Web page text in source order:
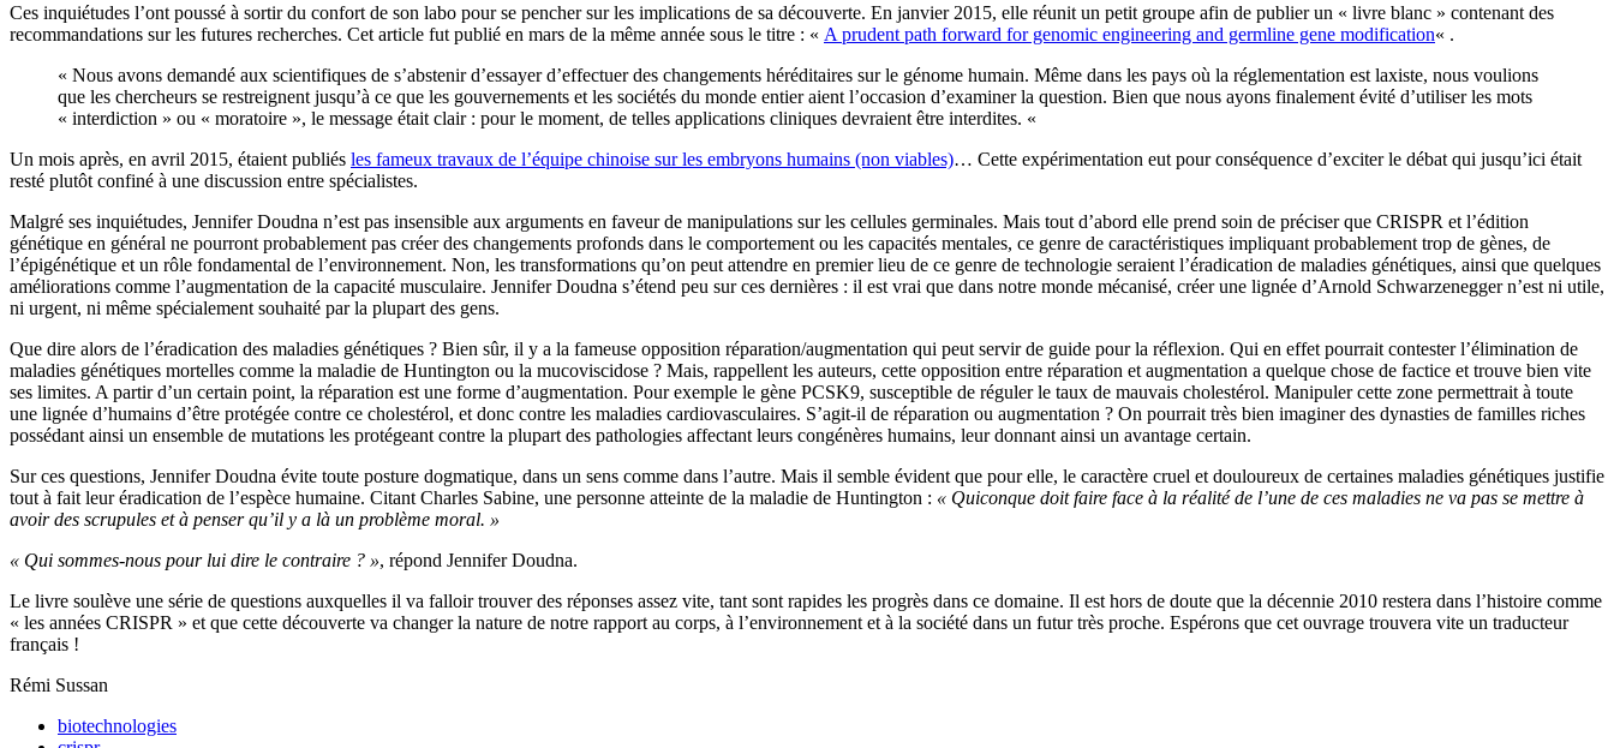
Ces inquiétudes l’ont poussé à sortir du confort de son labo pour se pencher sur les implications de sa découverte. En janvier 2015, elle réunit un petit groupe afin de publier un « livre blanc » contenant des
recommandations sur les futures recherches. Cet article fut publié en mars de la même année sous le titre : « A prudent path forward for genomic engineering and germline gene modification« .
« Nous avons demandé aux scientifiques de s’abstenir d’essayer d’effectuer des changements héréditaires sur le génome humain. Même dans les pays où la réglementation est laxiste, nous voulions
que les chercheurs se restreignent jusqu’à ce que les gouvernements et les sociétés du monde entier aient l’occasion d’examiner la question. Bien que nous ayons finalement évité d’utiliser les mots
« interdiction » ou « moratoire », le message était clair : pour le moment, de telles applications cliniques devraient être interdites. «
Un mois après, en avril 2015, étaient publiés les fameux travaux de l’équipe chinoise sur les embryons humains (non viables)… Cette expérimentation eut pour conséquence d’exciter le débat qui jusqu’ici était
resté plutôt confiné à une discussion entre spécialistes.
Malgré ses inquiétudes, Jennifer Doudna n’est pas insensible aux arguments en faveur de manipulations sur les cellules germinales. Mais tout d’abord elle prend soin de préciser que CRISPR et l’édition
génétique en général ne pourront probablement pas créer des changements profonds dans le comportement ou les capacités mentales, ce genre de caractéristiques impliquant probablement trop de gènes, de
l’épigénétique et un rôle fondamental de l’environnement. Non, les transformations qu’on peut attendre en premier lieu de ce genre de technologie seraient l’éradication de maladies génétiques, ainsi que quelques
améliorations comme l’augmentation de la capacité musculaire. Jennifer Doudna s’étend peu sur ces dernières : il est vrai que dans notre monde mécanisé, créer une lignée d’Arnold Schwarzenegger n’est ni utile,
ni urgent, ni même spécialement souhaité par la plupart des gens.
Que dire alors de l’éradication des maladies génétiques ? Bien sûr, il y a la fameuse opposition réparation/augmentation qui peut servir de guide pour la réflexion. Qui en effet pourrait contester l’élimination de
maladies génétiques mortelles comme la maladie de Huntington ou la mucoviscidose ? Mais, rappellent les auteurs, cette opposition entre réparation et augmentation a quelque chose de factice et trouve bien vite
ses limites. A partir d’un certain point, la réparation est une forme d’augmentation. Pour exemple le gène PCSK9, susceptible de réguler le taux de mauvais cholestérol. Manipuler cette zone permettrait à toute
une lignée d’humains d’être protégée contre ce cholestérol, et donc contre les maladies cardiovasculaires. S’agit-il de réparation ou augmentation ? On pourrait très bien imaginer des dynasties de familles riches
possédant ainsi un ensemble de mutations les protégeant contre la plupart des pathologies affectant leurs congénères humains, leur donnant ainsi un avantage certain.
Sur ces questions, Jennifer Doudna évite toute posture dogmatique, dans un sens comme dans l’autre. Mais il semble évident que pour elle, le caractère cruel et douloureux de certaines maladies génétiques justifie
tout à fait leur éradication de l’espèce humaine. Citant Charles Sabine, une personne atteinte de la maladie de Huntington : « Quiconque doit faire face à la réalité de l’une de ces maladies ne va pas se mettre à
avoir des scrupules et à penser qu’il y a là un problème moral. »
« Qui sommes-nous pour lui dire le contraire ? », répond Jennifer Doudna.
Le livre soulève une série de questions auxquelles il va falloir trouver des réponses assez vite, tant sont rapides les progrès dans ce domaine. Il est hors de doute que la décennie 2010 restera dans l’histoire comme
« les années CRISPR » et que cette découverte va changer la nature de notre rapport au corps, à l’environnement et à la société dans un futur très proche. Espérons que cet ouvrage trouvera vite un traducteur
français !
Rémi Sussan
biotechnologies